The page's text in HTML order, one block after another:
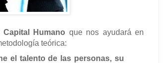
Humano que nos ayudará en
teórica:
el talento de las personas, su